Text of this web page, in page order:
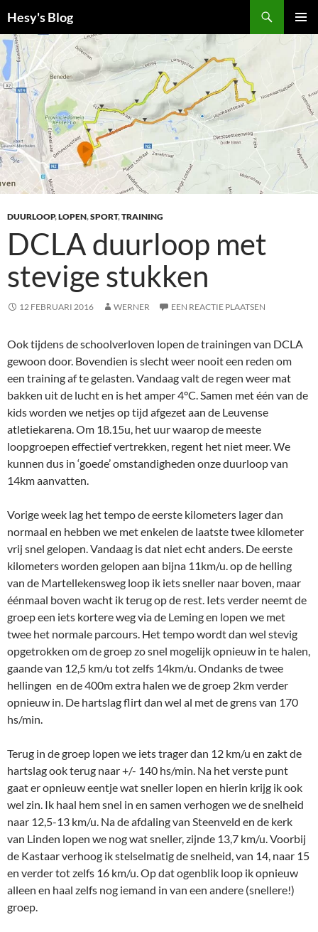
naar
de
inhoud
Hesy's Blog
MENU
DUURLOOP,LOPEN,SPORT,TRAINING
DCLA duurloop met
stevige stukken
12 FEBRUARI 2016 WERNER EEN REACTIE PLAATSEN
Ook tijdens de schoolverloven lopen de trainingen van DCLA
gewoon door. Bovendien is slecht weer nooit een reden om
een training af te gelasten. Vandaag valt de regen weer mat
bakken uit de lucht en is het amper 4°C. Samen met één van de
kids worden we netjes op tijd afgezet aan de Leuvense
atletiekarena. Om 18.15u, het uur waarop de meeste
loopgroepen effectief vertrekken, regent het niet meer. We
kunnen dus in ‘goede’ omstandigheden onze duurloop van
14km aanvatten.
Vorige week lag het tempo de eerste kilometers lager dan
normaal en hebben we met enkelen de laatste twee kilometer
vrij snel gelopen. Vandaag is dat niet echt anders. De eerste
kilometers worden gelopen aan bijna 11km/u. op de helling
van de Martellekensweg loop ik iets sneller naar boven, maar
éénmaal boven wacht ik terug op de rest. Iets verder neemt de
groep een iets kortere weg via de Leming en lopen we met
twee het normale parcours. Het tempo wordt dan wel stevig
opgetrokken om de groep zo snel mogelijk opnieuw in te halen,
gaande van 12,5 km/u tot zelfs 14km/u. Ondanks de twee
hellingen en de 400m extra halen we de groep 2km verder
opnieuw in. De hartslag flirt dan wel al met de grens van 170
hs/min.
Terug in de groep lopen we iets trager dan 12 km/u en zakt de
hartslag ook terug naar +/- 140 hs/min. Na het verste punt
gaat er opnieuw eentje wat sneller lopen en hierin krijg ik ook
wel zin. Ik haal hem snel in en samen verhogen we de snelheid
naar 12,5-13 km/u. Na de afdaling van Steenveld en de kerk
van Linden lopen we nog wat sneller, zijnde 13,7 km/u. Voorbij
de Kastaar verhoog ik stelselmatig de snelheid, van 14, naar 15
en verder tot zelfs 16 km/u. Op dat ogenblik loop ik opnieuw
alleen en haal zelfs nog iemand in van een andere (snellere!)
groep.